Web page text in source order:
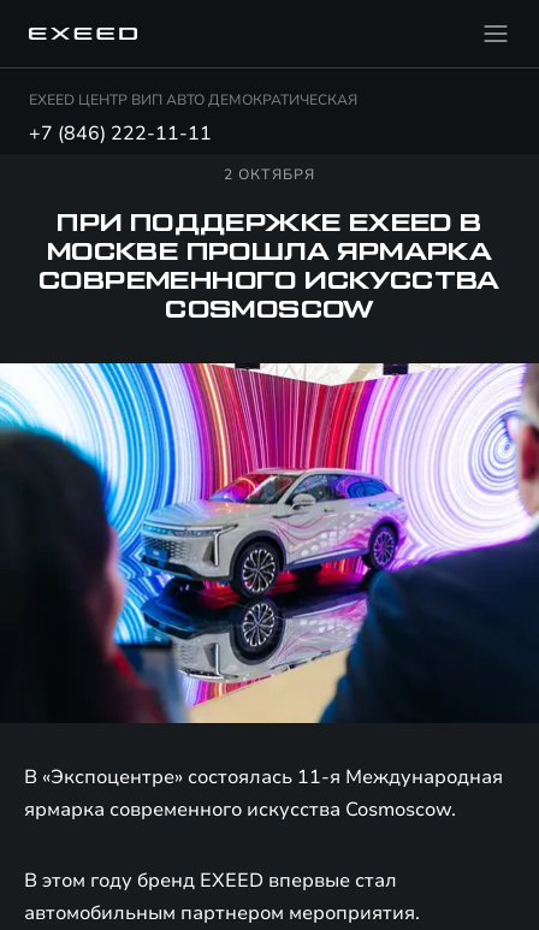
EXEED ЦЕНТР ВИП АВТО ДЕМОКРАТИЧЕСКАЯ
+7 (846) 222-11-11
2 ОКТЯБРЯ
ПРИ ПОДДЕРЖКЕ EXEED В
МОСКВЕ ПРОШЛА ЯРМАРКА
СОВРЕМЕННОГО ИСКУССТВА
COSMOSCOW
В «Экспоцентре» состоялась 11-я Международная
ярмарка современного искусства Cosmoscow.
В этом году бренд EXEED впервые стал
автомобильным партнером мероприятия.